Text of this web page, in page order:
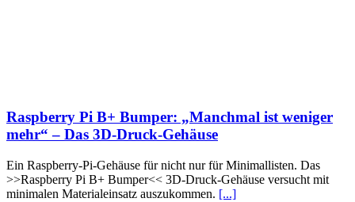
Raspberry Pi B+ Bumper: „Manchmal ist weniger
mehr“ – Das 3D-Druck-Gehäuse
Ein Raspberry-Pi-Gehäuse für nicht nur für Minimallisten. Das
>>Raspberry Pi B+ Bumper<< 3D-Druck-Gehäuse versucht mit
minimalen Materialeinsatz auszukommen. [...]